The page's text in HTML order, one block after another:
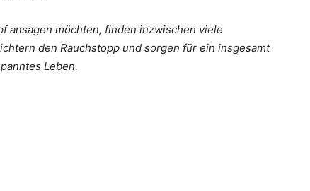
ansagen möchten, finden inzwischen viele
den Rauchstopp und sorgen für ein insgesamt
Leben.